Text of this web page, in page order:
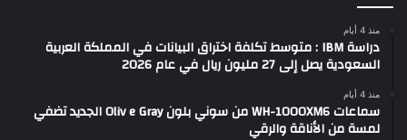
منذ 4 أيام
دراسة IBM : متوسط تكلفة اختراق البيانات في المملكة العربية
السعودية يصل إلى 27 مليون ريال في عام 2026
منذ 4 أيام
سماعات WH-1000XM6 من سوني بلون Oliv e Gray الجديد تضفي
لمسة من الأناقة والرقي